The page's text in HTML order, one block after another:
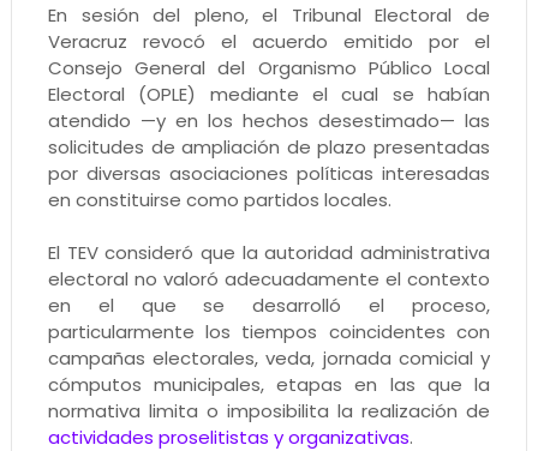
En sesión del pleno, el Tribunal Electoral de
Veracruz revocó el acuerdo emitido por el
Consejo General del Organismo Público Local
Electoral (OPLE) mediante el cual se habían
atendido —y en los hechos desestimado— las
solicitudes de ampliación de plazo presentadas
por diversas asociaciones políticas interesadas
en constituirse como partidos locales.
El TEV consideró que la autoridad administrativa
electoral no valoró adecuadamente el contexto
en el que se desarrolló el proceso,
particularmente los tiempos coincidentes con
campañas electorales, veda, jornada comicial y
cómputos municipales, etapas en las que la
normativa limita o imposibilita la realización de
actividades proselitistas y organizativas.